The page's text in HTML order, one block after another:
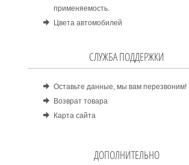
применяемость.
Цвета автомобилей
СЛУЖБА ПОДДЕРЖКИ
Оставьте данные, мы вам перезвоним!
Возврат товара
Карта сайта
ДОПОЛНИТЕЛЬНО